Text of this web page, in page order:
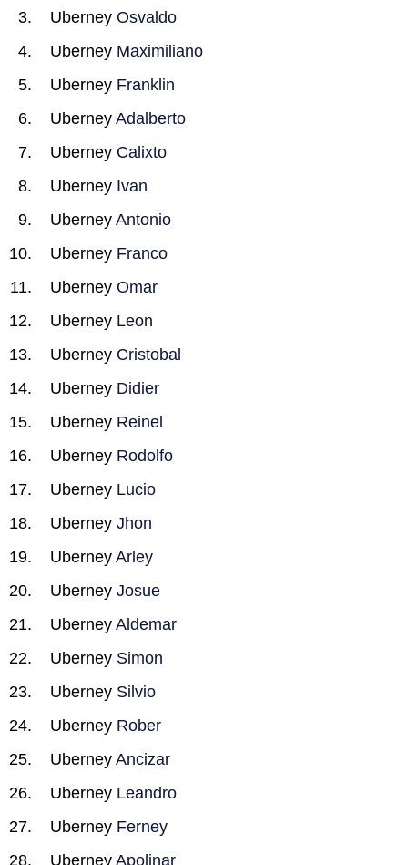
Uberney Osvaldo
Uberney Maximiliano
Uberney Franklin
Uberney Adalberto
Uberney Calixto
Uberney Ivan
Uberney Antonio
Uberney Franco
Uberney Omar
Uberney Leon
Uberney Cristobal
Uberney Didier
Uberney Reinel
Uberney Rodolfo
Uberney Lucio
Uberney Jhon
Uberney Arley
Uberney Josue
Uberney Aldemar
Uberney Simon
Uberney Silvio
Uberney Rober
Uberney Ancizar
Uberney Leandro
Uberney Ferney
Uberney Apolinar